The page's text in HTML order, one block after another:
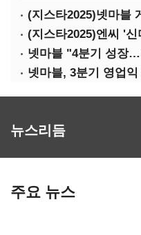
넷마블 "4분기 성장
넷마블, 3분기 영업
뉴스리듬
주요 뉴스